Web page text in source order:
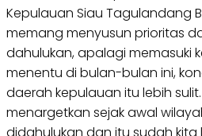
Kepulauan Siau Tagulandang
memang menyusun prioritas
dahulukan, apalagi memasuki
menentu di bulan-bulan ini,
daerah kepulauan itu lebih
menargetkan sejak awal